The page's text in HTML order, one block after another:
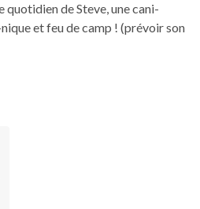
quotidien de Steve, une cani-
et feu de camp ! (prévoir son